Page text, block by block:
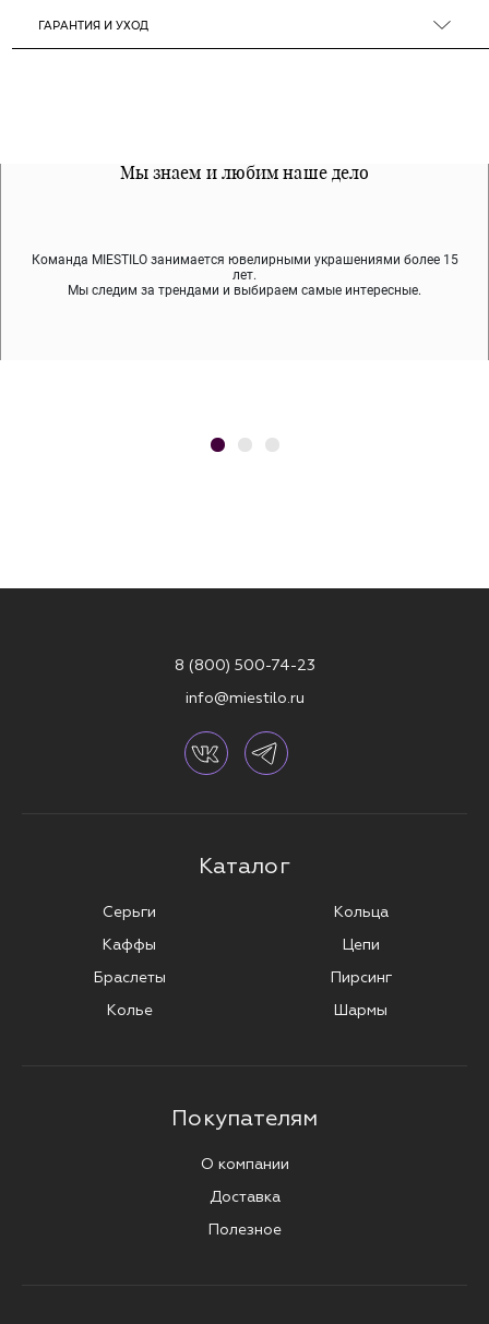
ГАРАНТИЯ И УХОД
Мы знаем и любим наше дело
Команда MIESTILO занимается ювелирными украшениями более 15
лет.
Мы следим за трендами и выбираем самые интересные.
Все наши материалы гипоалергенны
Мы используем покрытие (родий, ювелирный сплав), которое не
содержит никеля и свинца — это исключает аллергию.
Примерка перед покупкой
Во время доставки спокойно примеряйте украшения, выбирайте те,
что вам нравятся, остальные заберёт курьер.
8 (800) 500-74-23
info@miestilo.ru
Каталог
Серьги
Каффы
Браслеты
Колье
Кольца
Цепи
Пирсинг
Шармы
Покупателям
О компании
Доставка
Полезное